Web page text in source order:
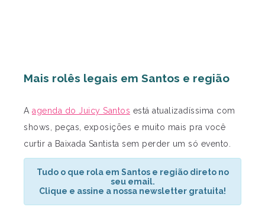
Mais rolês legais em Santos e região
A agenda do Juicy Santos está atualizadíssima com
shows, peças, exposições e muito mais pra você
curtir a Baixada Santista sem perder um só evento.
Tudo o que rola em Santos e região direto no
seu email.
Clique e assine a nossa newsletter gratuita!